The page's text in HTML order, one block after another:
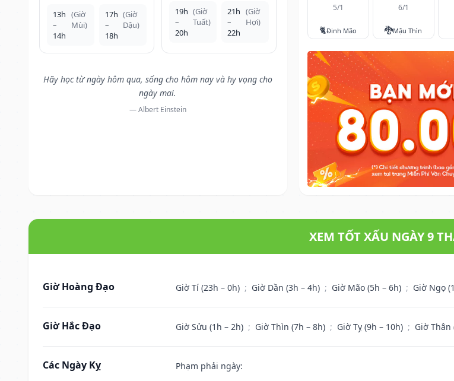
13h
–
14h
(Giờ
Mùi)
17h
–
18h
(Giờ
Dậu)
19h
–
20h
(Giờ
Tuất)
21h
–
22h
(Giờ
Hợi)
Hãy học từ ngày hôm qua, sống cho hôm nay và hy vọng cho
ngày mai.
— Albert Einstein
5/1
🐈Đinh Mão
6/1
🐉Mậu Thìn
XEM TỐT XẤU NGÀY 9
Giờ Hoàng Đạo Giờ Tí (23h – 0h) ; Giờ Dần (3h – 4h) ; Giờ Mão (5h – 6h) ; Giờ Ngọ
Giờ Hắc Đạo Giờ Sửu (1h – 2h) ; Giờ Thìn (7h – 8h) ; Giờ Tỵ (9h – 10h) ; Giờ Thân
Các Ngày Kỵ
Phạm phải ngày: